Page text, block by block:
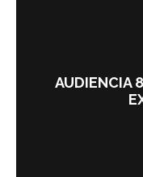
AUDIENCIA